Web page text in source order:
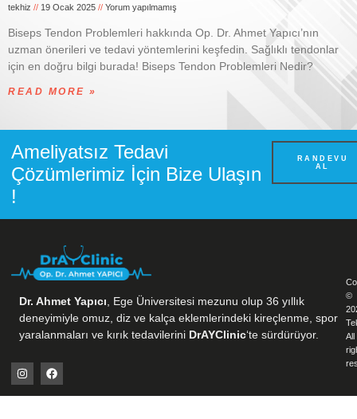
tekhiz 19 Ocak 2025 Yorum yapılmamış
Biseps Tendon Problemleri hakkında Op. Dr. Ahmet Yapıcı’nın
uzman önerileri ve tedavi yöntemlerini keşfedin. Sağlıklı tendonlar
için en doğru bilgi burada! Biseps Tendon Problemleri Nedir?
READ MORE »
Ameliyatsız Tedavi
Çözümlerimiz İçin Bize Ulaşın
!
RANDEVU
AL
Dr. Ahmet Yapıcı , Ege Üniversitesi mezunu olup 36 yıllık
deneyimiyle omuz, diz ve kalça eklemlerindeki kireçlenme, spor
yaralanmaları ve kırık tedavilerini DrAYClinic‘te sürdürüyor.
©
All